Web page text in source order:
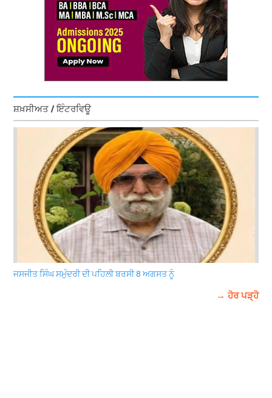
ਸ਼ਖ਼ਸੀਅਤ / ਇੰਟਰਵਿਊ
ਜਸਜੀਤ ਸਿੰਘ ਸਮੁੰਦਰੀ ਦੀ ਪਹਿਲੀ ਬਰਸੀ 8 ਅਗਸਤ ਨੂੰ
→ ਹੋਰ ਪੜ੍ਹੋ